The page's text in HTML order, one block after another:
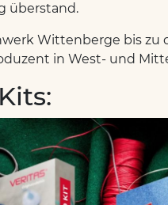
überstand.
Wittenberge bis
in West- und